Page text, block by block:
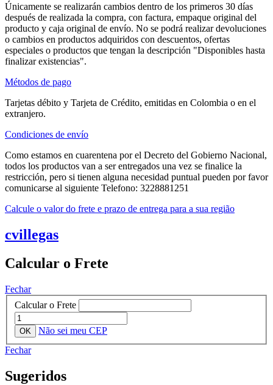
Únicamente se realizarán cambios dentro de los primeros 30 días
después de realizada la compra, con factura, empaque original del
producto y caja original de envío. No se podrá realizar devoluciones
o cambios en productos adquiridos con descuentos, ofertas
especiales o productos que tengan la descripción "Disponibles hasta
finalizar existencias".
Métodos de pago
Tarjetas débito y Tarjeta de Crédito, emitidas en Colombia o en el
extranjero.
Condiciones de envío
Como estamos en cuarentena por el Decreto del Gobierno Nacional,
todos los productos van a ser entregados una vez se finalice la
restricción, pero si tienen alguna necesidad puntual pueden por favor
comunicarse al siguiente Telefono: 3228881251
Calcule o valor do frete e prazo de entrega para a sua região
cvillegas
Calcular o Frete
Fechar
Calcular o Frete
Não sei meu CEP
Fechar
Sugeridos